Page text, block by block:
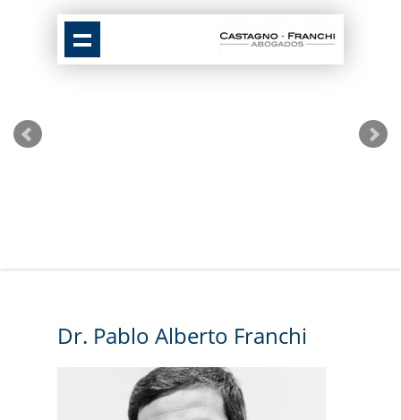
Dr. Pablo Alberto Franchi